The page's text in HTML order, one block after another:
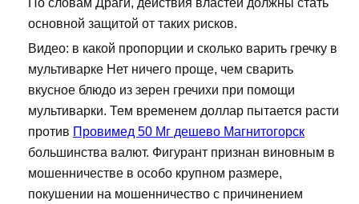
По словам Драги, действия властей должны стать
основной защитой от таких рисков.
Видео: в какой пропорции и сколько варить гречку в
мультиварке Нет ничего проще, чем сварить
вкусное блюдо из зерен гречихи при помощи
мультиварки. Тем временем доллар пытается расти
против Провимед 50 Мг дешево Магнитогорск
большинства валют. Фигурант признан виновным в
мошенничестве в особо крупном размере,
покушении на мошенничество с причинением